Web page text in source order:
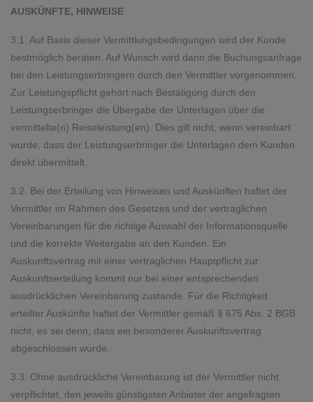
AUSKÜNFTE, HINWEISE
3.1. Auf Basis dieser Vermittlungsbedingungen wird der Kunde
bestmöglich beraten. Auf Wunsch wird dann die Buchungsanfrage
bei den Leistungserbringern durch den Vermittler vorgenommen.
Zur Leistungspflicht gehört nach Bestätigung durch den
Leistungserbringer die Übergabe der Unterlagen über die
vermittelte(n) Reiseleistung(en). Dies gilt nicht, wenn vereinbart
wurde, dass der Leistungserbringer die Unterlagen dem Kunden
direkt übermittelt.
3.2. Bei der Erteilung von Hinweisen und Auskünften haftet der
Vermittler im Rahmen des Gesetzes und der vertraglichen
Vereinbarungen für die richtige Auswahl der Informationsquelle
und die korrekte Weitergabe an den Kunden. Ein
Auskunftsvertrag mit einer vertraglichen Hauptpflicht zur
Auskunftserteilung kommt nur bei einer entsprechenden
ausdrücklichen Vereinbarung zustande. Für die Richtigkeit
erteilter Auskünfte haftet der Vermittler gemäß § 675 Abs. 2 BGB
nicht, es sei denn, dass ein besonderer Auskunftsvertrag
abgeschlossen wurde.
3.3. Ohne ausdrückliche Vereinbarung ist der Vermittler nicht
verpflichtet, den jeweils günstigsten Anbieter der angefragten